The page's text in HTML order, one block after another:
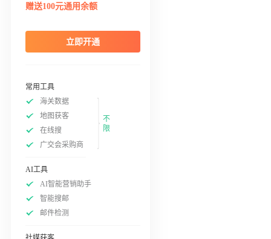
赠送100元通用余额
立即开通
常用工具
海关数据
地图获客
在线搜
广交会采购商
不
限
AI工具
AI智能营销助手
智能搜邮
邮件检测